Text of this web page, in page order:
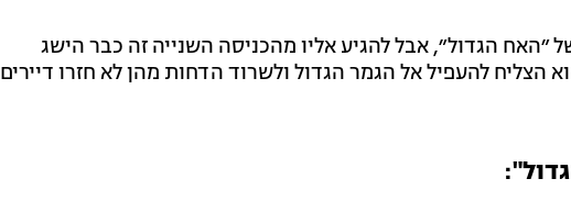
״האח הגדול״, אבל להגיע אליו מהכניסה השנייה זה כבר הישג
הצליח להעפיל אל הגמר הגדול ולשרוד הדחות מהן לא חזרו דיירים